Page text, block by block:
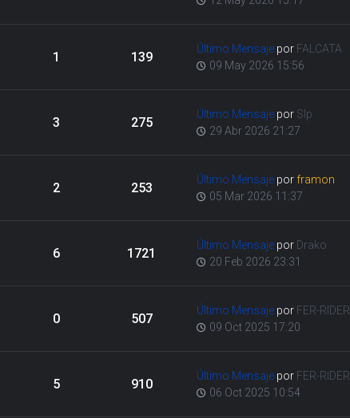
1 139
Último Mensaje por FALCATA
09 May 2026 15:56
3 275
Último Mensaje por Slp
29 Abr 2026 21:27
2 253
Último Mensaje por framon
05 Mar 2026 11:37
6 1721
Último Mensaje por Drako
20 Feb 2026 23:31
0 507
Último Mensaje por FER-RIDER
09 Oct 2025 17:20
5 910
Último Mensaje por FER-RIDER
06 Oct 2025 10:54